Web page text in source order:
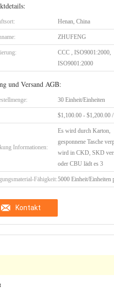
Henan, China
ZHUFENG
CCC , ISO9001:2000,
ISO9001:2000
und Versand AGB:
30 Einheit/Einheiten
$1,100.00 - $1,200.00
Informationen:
Es wird durch Karton,
gesponnene Tasche
wird in CKD, SKD
oder CBU lädt es 3
Fähigkeit:5000 Einheit/Einheiten
Kontakt